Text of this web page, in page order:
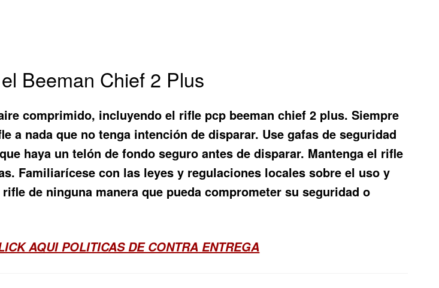
Beeman Chief 2 Plus
comprimido, incluyendo el rifle pcp beeman chief 2 plus. Siempre
a nada que no tenga intención de disparar. Use gafas de seguridad
haya un telón de fondo seguro antes de disparar. Mantenga el rifle
Familiarícese con las leyes y regulaciones locales sobre el uso y
de ninguna manera que pueda comprometer su seguridad o
AQUI POLITICAS DE CONTRA ENTREGA